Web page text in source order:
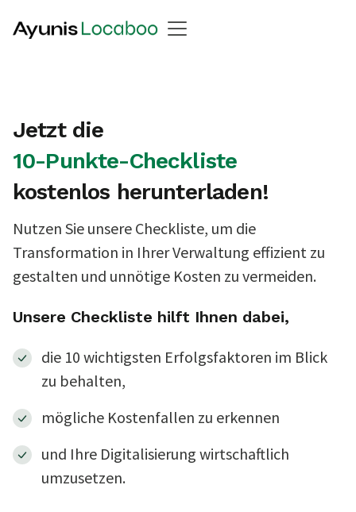
Jetzt die
10-Punkte-Checkliste
kostenlos herunterladen!
Nutzen Sie unsere Checkliste, um die
Transformation in Ihrer Verwaltung effizient zu
gestalten und unnötige Kosten zu vermeiden.
Unsere Checkliste hilft Ihnen dabei,
die 10 wichtigsten Erfolgsfaktoren im Blick
zu behalten,
mögliche Kostenfallen zu erkennen
und Ihre Digitalisierung wirtschaftlich
umzusetzen.